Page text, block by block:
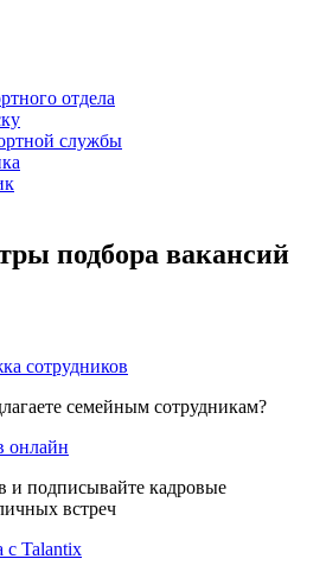
отдела
службы
подбора вакансий
сотрудников
семейным сотрудникам?
онлайн
и подписывайте кадровые
встреч
с Talantix